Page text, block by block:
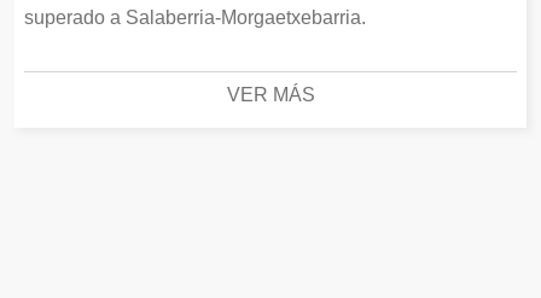
superado a Salaberria-Morgaetxebarria.
VER MÁS